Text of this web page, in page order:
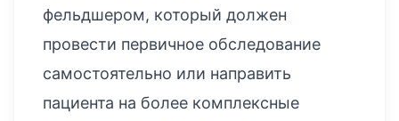
фельдшером, который должен
провести первичное обследование
самостоятельно или направить
пациента на более комплексные